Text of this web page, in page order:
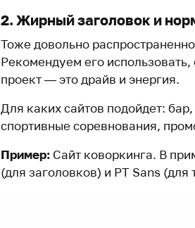
2. Жирный заголовок и
Тоже довольно
Рекомендуем его
проект — это драйв и энергия.
Для каких сайтов подойдет:
спортивные соревнования,
Пример: Сайт коворкинга. В
(для заголовков) и PT Sans (для